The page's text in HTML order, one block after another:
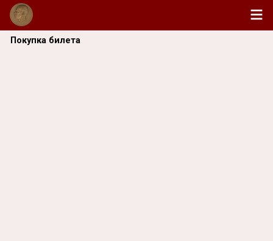
Покупка билета